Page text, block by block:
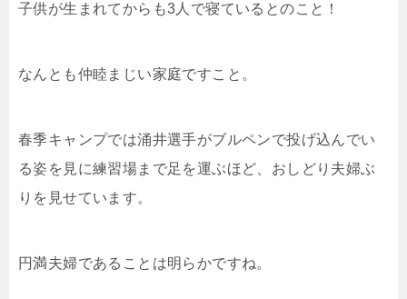
子供が生まれてからも3人で寝ているとのこと！
なんとも仲睦まじい家庭ですこと。
春季キャンプでは涌井選手がブルペンで投げ込んでい
る姿を見に練習場まで足を運ぶほど、おしどり夫婦ぶ
りを見せています。
円満夫婦であることは明らかですね。